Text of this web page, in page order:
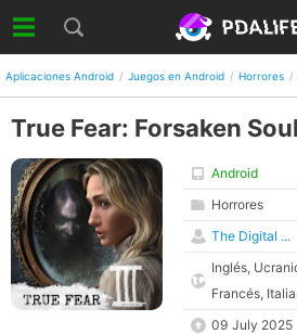
Aplicaciones Android Juegos en Android Horrores
True Fear: Forsaken
Android
Horrores
The Digital ...
Inglés,
Francés,
09 July 2025